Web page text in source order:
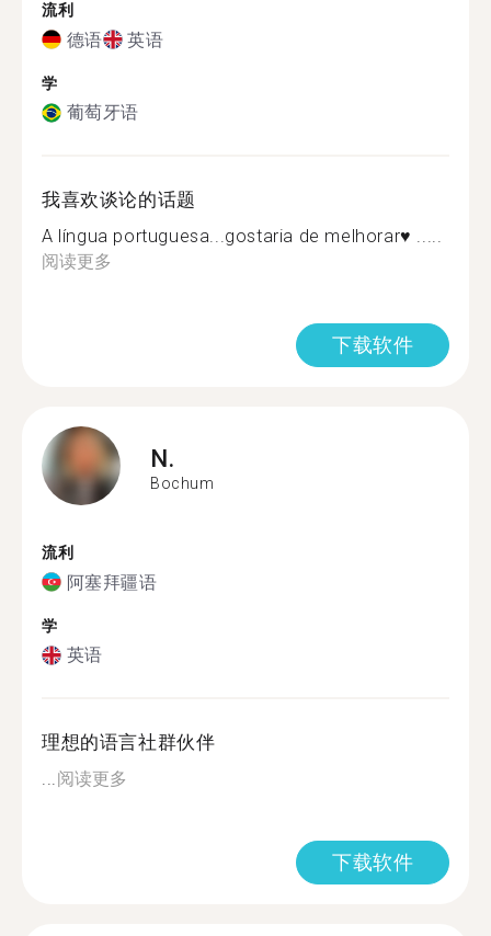
流利
德语 英语
学
葡萄牙语
我喜欢谈论的话题
A língua portuguesa...gostaria de melhorar♥️ .....
阅读更多
下载软件
N.
Bochum
流利
阿塞拜疆语
学
英语
理想的语言社群伙伴
...阅读更多
下载软件